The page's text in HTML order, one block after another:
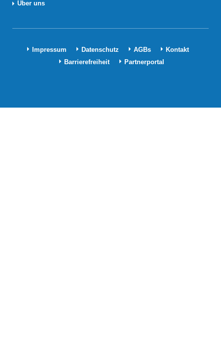
Über uns
Impressum Datenschutz AGBs
Kontakt
Barrierefreiheit
Partnerportal